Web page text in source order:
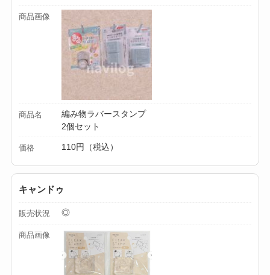
商品画像
商品名
編み物ラバースタンプ
2個セット
価格 110円（税込）
キャンドゥ
販売状況 ◎
商品画像